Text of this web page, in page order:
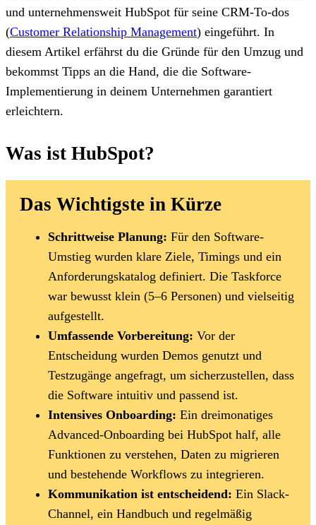
und unternehmensweit HubSpot für seine CRM-To-dos
(Customer Relationship Management) eingeführt. In
diesem Artikel erfährst du die Gründe für den Umzug und
bekommst Tipps an die Hand, die die Software-
Implementierung in deinem Unternehmen garantiert
erleichtern.
Was ist HubSpot?
Das Wichtigste in Kürze
Schrittweise Planung: Für den Software-
Umstieg wurden klare Ziele, Timings und ein
Anforderungskatalog definiert. Die Taskforce
war bewusst klein (5–6 Personen) und vielseitig
aufgestellt.
Umfassende Vorbereitung: Vor der
Entscheidung wurden Demos genutzt und
Testzugänge angefragt, um sicherzustellen, dass
die Software intuitiv und passend ist.
Intensives Onboarding: Ein dreimonatiges
Advanced-Onboarding bei HubSpot half, alle
Funktionen zu verstehen, Daten zu migrieren
und bestehende Workflows zu integrieren.
Kommunikation ist entscheidend: Ein Slack-
Channel, ein Handbuch und regelmäßig